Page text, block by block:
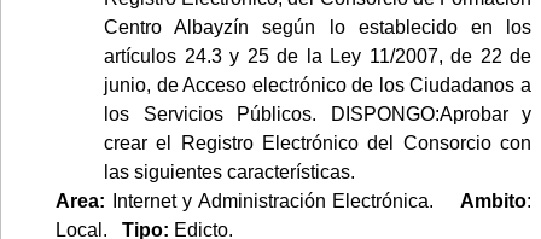
Centro Albayzín según lo establecido en los
artículos 24.3 y 25 de la Ley 11/2007, de 22 de
junio, de Acceso electrónico de los Ciudadanos a
los Servicios Públicos. DISPONGO:Aprobar y
crear el Registro Electrónico del Consorcio con
las siguientes características.
Area: Internet y Administración Electrónica. Ambito:
Local. Tipo: Edicto.